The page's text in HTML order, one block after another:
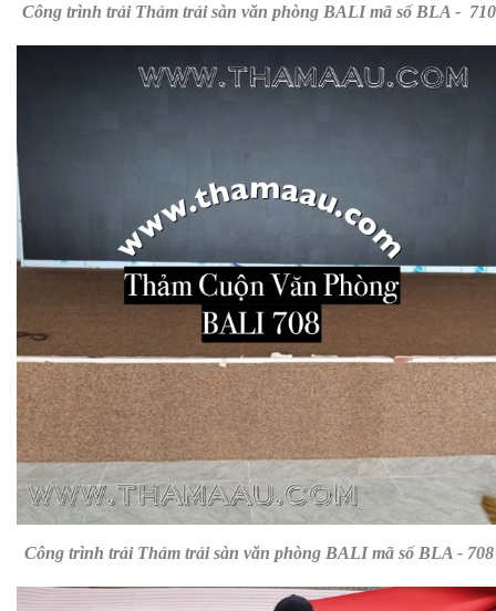
Công trình trảiThảm trải sàn văn phòng BALI mã số BLA - 710
Công trình trảiThảm trải sàn văn phòng BALI mã số BLA - 708